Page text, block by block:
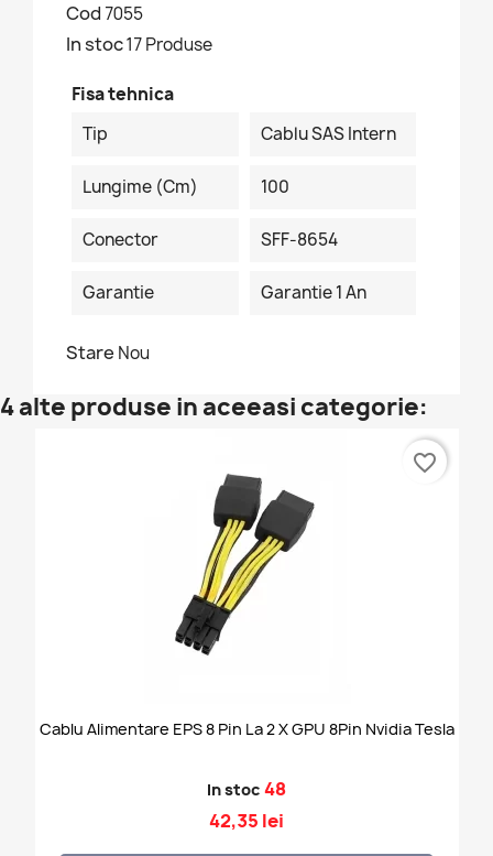
Cod 7055
In stoc17 Produse
Fisa tehnica
Tip
Cablu SAS Intern
Lungime (cm) 100
Conector SFF-8654
Garantie Garantie 1 An
Stare Nou
4 alte produse in aceeasi categorie:
Cablu Alimentare EPS 8 Pin La 2 X GPU 8Pin Nvidia Tesla
In stoc 48
42,35 lei
favorite_border